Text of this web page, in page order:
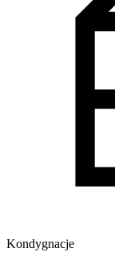
Kondygnacje